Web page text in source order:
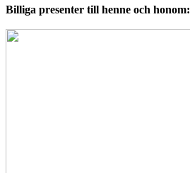
Billiga presenter till henne och honom: